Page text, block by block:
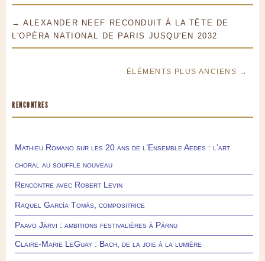
→ ALEXANDER NEEF RECONDUIT À LA TÊTE DE
L'OPÉRA NATIONAL DE PARIS JUSQU'EN 2032
ÉLÉMENTS PLUS ANCIENS →
RENCONTRES
Mathieu Romano sur les 20 ans de l’Ensemble Aedes : l’art
choral au souffle nouveau
Rencontre avec Robert Levin
Raquel García Tomás, compositrice
Paavo Järvi : ambitions festivalières à Pärnu
Claire-Marie LeGuay : Bach, de la joie à la lumière